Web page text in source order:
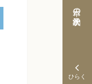
本日の予約状況